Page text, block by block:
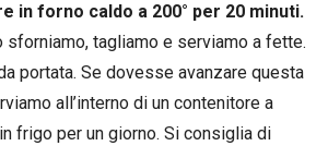
in forno caldo a 200° per 20 minuti.
sforniamo, tagliamo e serviamo a fette.
portata. Se dovesse avanzare questa
all’interno di un contenitore a
frigo per un giorno. Si consiglia di